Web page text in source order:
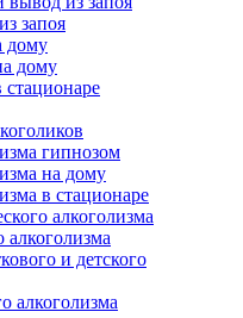
запоя
дому
дому
гипнозом
на дому
в стационаре
алкоголизма
и детского
алкоголизма